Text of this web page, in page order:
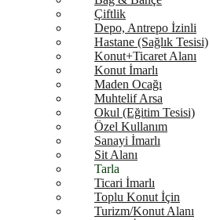
Çiftlik
Depo, Antrepo İzinli
Hastane (Sağlık Tesisi)
Konut+Ticaret Alanı
Konut İmarlı
Maden Ocağı
Muhtelif Arsa
Okul (Eğitim Tesisi)
Özel Kullanım
Sanayi İmarlı
Sit Alanı
Tarla
Ticari İmarlı
Toplu Konut İçin
Turizm/Konut Alanı